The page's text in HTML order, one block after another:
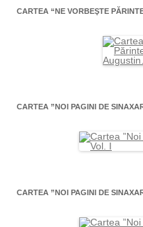
CARTEA “NE VORBEŞTE
CARTEA ”NOI PAGINI DE
CARTEA ”NOI PAGINI DE